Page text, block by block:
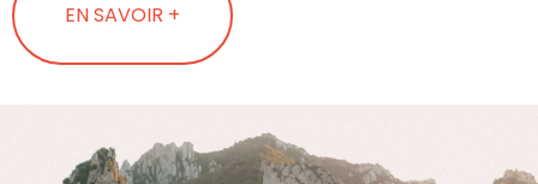
EN SAVOIR +